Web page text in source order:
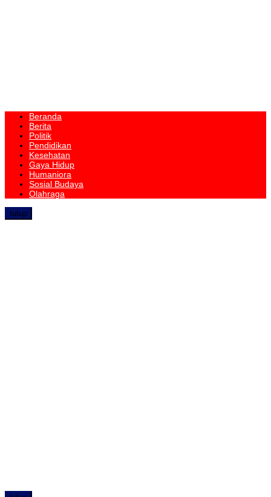
Beranda
Berita
Politik
Pendidikan
Kesehatan
Gaya Hidup
Humaniora
Sosial Budaya
Olahraga
tutup